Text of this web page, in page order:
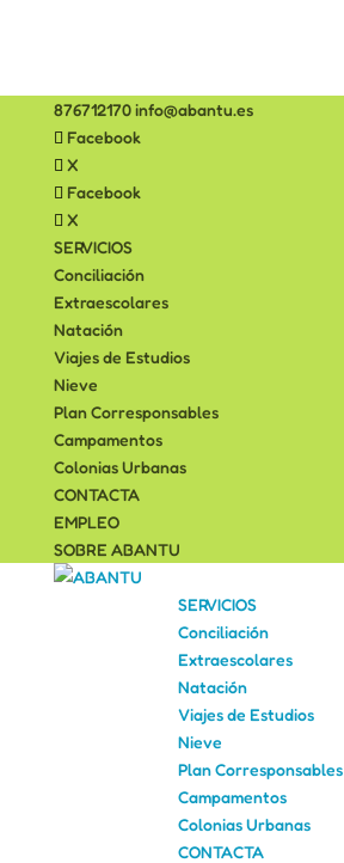
876712170info@abantu.es
Facebook
X
Facebook
X
SERVICIOS
Conciliación
Extraescolares
Natación
Viajes de Estudios
Nieve
Plan Corresponsables
Campamentos
Colonias Urbanas
CONTACTA
EMPLEO
SOBRE ABANTU
SERVICIOS
Conciliación
Extraescolares
Natación
Viajes de Estudios
Nieve
Plan Corresponsables
Campamentos
Colonias Urbanas
CONTACTA